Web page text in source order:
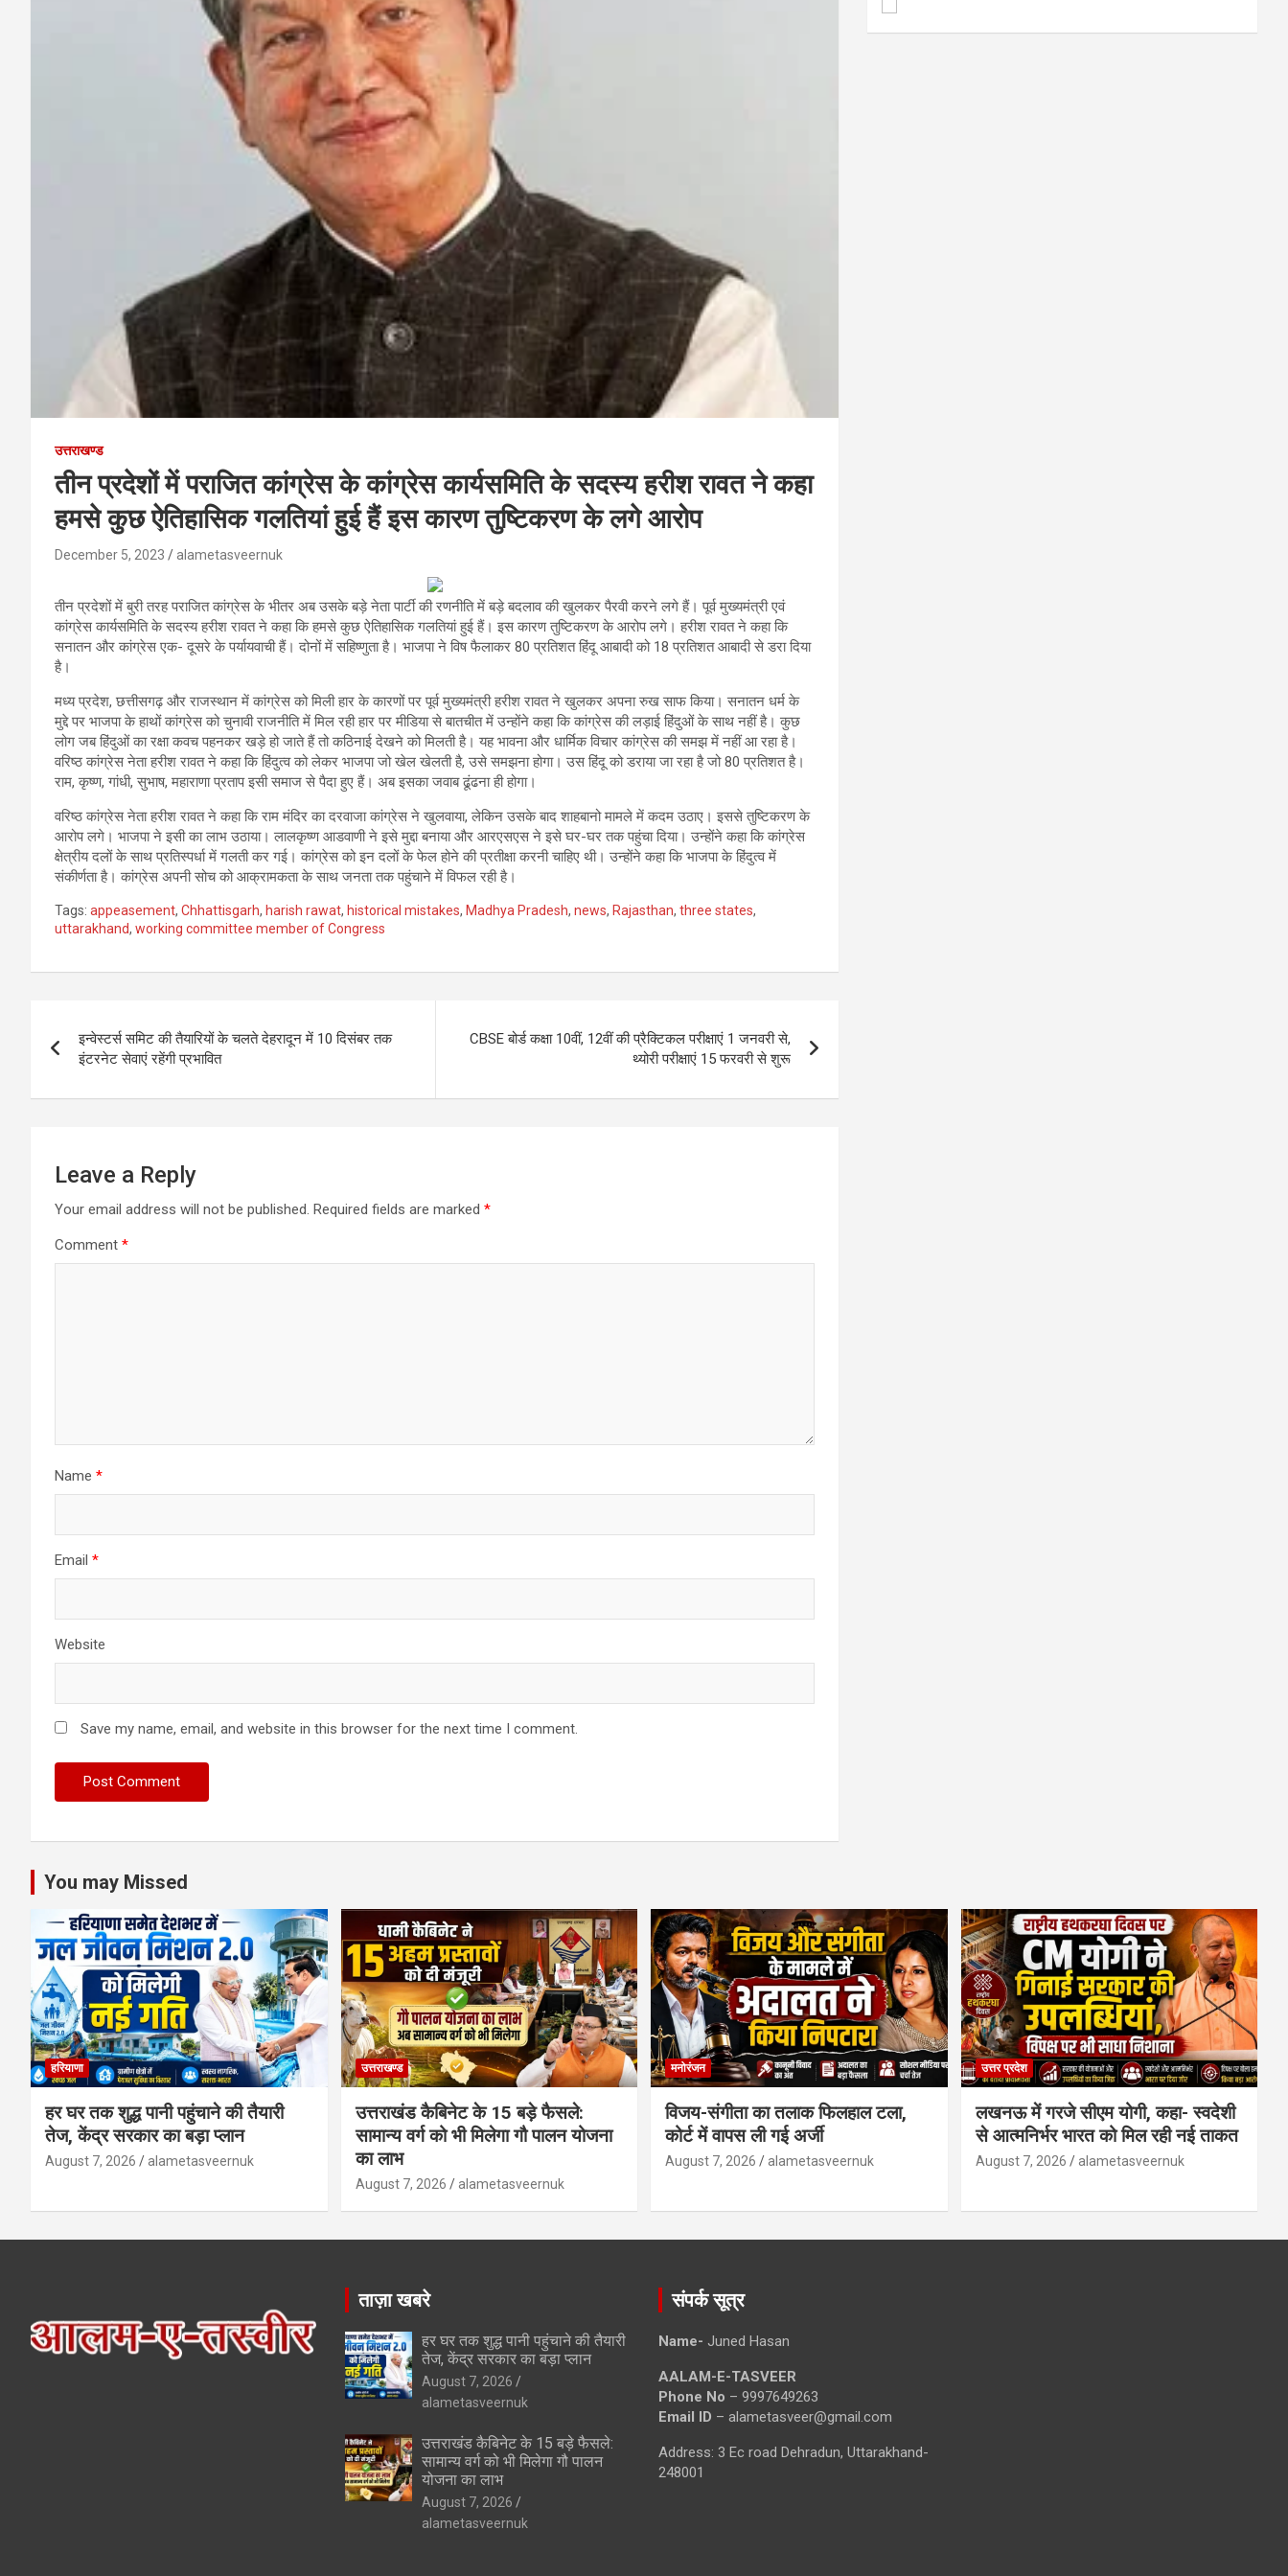
उत्तराखण्ड
तीन प्रदेशों में पराजित कांग्रेस के कांग्रेस कार्यसमिति के सदस्य हरीश रावत ने कहा
हमसे कुछ ऐतिहासिक गलतियां हुई हैं इस कारण तुष्टिकरण के लगे आरोप
December 5, 2023 alametasveernuk
तीन प्रदेशों में बुरी तरह पराजित कांग्रेस के भीतर अब उसके बड़े नेता पार्टी की रणनीति में बड़े बदलाव की खुलकर पैरवी करने लगे हैं। पूर्व मुख्यमंत्री एवं
कांग्रेस कार्यसमिति के सदस्य हरीश रावत ने कहा कि हमसे कुछ ऐतिहासिक गलतियां हुई हैं। इस कारण तुष्टिकरण के आरोप लगे। हरीश रावत ने कहा कि
सनातन और कांग्रेस एक- दूसरे के पर्यायवाची हैं। दोनों में सहिष्णुता है। भाजपा ने विष फैलाकर 80 प्रतिशत हिंदू आबादी को 18 प्रतिशत आबादी से डरा दिया
है।
मध्य प्रदेश, छत्तीसगढ़ और राजस्थान में कांग्रेस को मिली हार के कारणों पर पूर्व मुख्यमंत्री हरीश रावत ने खुलकर अपना रुख साफ किया। सनातन धर्म के
मुद्दे पर भाजपा के हाथों कांग्रेस को चुनावी राजनीति में मिल रही हार पर मीडिया से बातचीत में उन्होंने कहा कि कांग्रेस की लड़ाई हिंदुओं के साथ नहीं है। कुछ
लोग जब हिंदुओं का रक्षा कवच पहनकर खड़े हो जाते हैं तो कठिनाई देखने को मिलती है। यह भावना और धार्मिक विचार कांग्रेस की समझ में नहीं आ रहा है।
वरिष्ठ कांग्रेस नेता हरीश रावत ने कहा कि हिंदुत्व को लेकर भाजपा जो खेल खेलती है, उसे समझना होगा। उस हिंदू को डराया जा रहा है जो 80 प्रतिशत है।
राम, कृष्ण, गांधी, सुभाष, महाराणा प्रताप इसी समाज से पैदा हुए हैं। अब इसका जवाब ढूंढना ही होगा।
वरिष्ठ कांग्रेस नेता हरीश रावत ने कहा कि राम मंदिर का दरवाजा कांग्रेस ने खुलवाया, लेकिन उसके बाद शाहबानो मामले में कदम उठाए। इससे तुष्टिकरण के
आरोप लगे। भाजपा ने इसी का लाभ उठाया। लालकृष्ण आडवाणी ने इसे मुद्दा बनाया और आरएसएस ने इसे घर-घर तक पहुंचा दिया। उन्होंने कहा कि कांग्रेस
क्षेत्रीय दलों के साथ प्रतिस्पर्धा में गलती कर गई। कांग्रेस को इन दलों के फेल होने की प्रतीक्षा करनी चाहिए थी। उन्होंने कहा कि भाजपा के हिंदुत्व में
संकीर्णता है। कांग्रेस अपनी सोच को आक्रामकता के साथ जनता तक पहुंचाने में विफल रही है।
Tags: appeasement, Chhattisgarh, harish rawat, historical mistakes, Madhya Pradesh, news, Rajasthan, three states,
uttarakhand, working committee member of Congress
navigation
इन्वेस्टर्स समिट की तैयारियों के चलते देहरादून में 10 दिसंबर तक
इंटरनेट सेवाएं रहेंगी प्रभावित
CBSE बोर्ड कक्षा 10वीं, 12वीं की प्रैक्टिकल परीक्षाएं 1 जनवरी से,
थ्योरी परीक्षाएं 15 फरवरी से शुरू
Leave a Reply
Your email address will not be published. Required fields are marked *
Comment *
Name *
Email *
Website
Save my name, email, and website in this browser for the next time I comment.
You may Missed
हरियाणा
हर घर तक शुद्ध पानी पहुंचाने की तैयारी
तेज, केंद्र सरकार का बड़ा प्लान
August 7, 2026 alametasveernuk
उत्तराखण्ड
उत्तराखंड कैबिनेट के 15 बड़े फैसले:
सामान्य वर्ग को भी मिलेगा गौ पालन योजना
का लाभ
August 7, 2026 alametasveernuk
मनोरंजन
विजय-संगीता का तलाक फिलहाल टला,
कोर्ट में वापस ली गई अर्जी
August 7, 2026 alametasveernuk
उत्तर प्रदेश
लखनऊ में गरजे सीएम योगी, कहा- स्वदेशी
से आत्मनिर्भर भारत को मिल रही नई ताकत
August 7, 2026 alametasveernuk
ताज़ा खबरे
हर घर तक शुद्ध पानी पहुंचाने की तैयारी
तेज, केंद्र सरकार का बड़ा प्लान
August 7, 2026
alametasveernuk
उत्तराखंड कैबिनेट के 15 बड़े फैसले:
सामान्य वर्ग को भी मिलेगा गौ पालन
योजना का लाभ
August 7, 2026
alametasveernuk
संपर्क सूत्र
Name- Juned Hasan
AALAM-E-TASVEER
Phone No – 9997649263
Email ID – alametasveer@gmail.com
Address: 3 Ec road Dehradun, Uttarakhand-
248001